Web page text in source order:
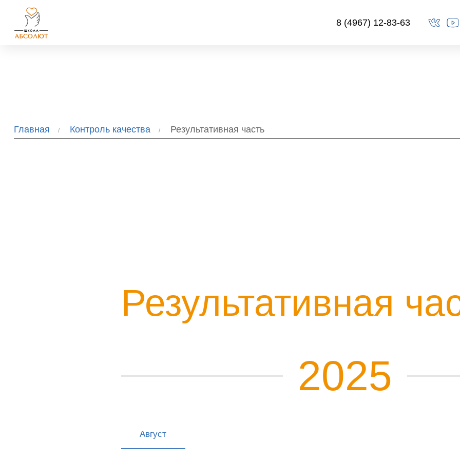
8 (4967) 12-83-63
Главная Контроль качества Результативная часть
Результативная
2025
Август